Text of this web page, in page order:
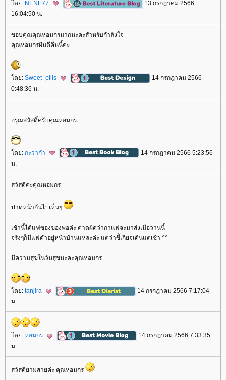
ดย: NENE77
13 กรกฎาคม 2566
16:04:50 น.
ขอบคุณคุณหอมกรมากนะคะสำหรับกำลังใจ
คุณหอมกรฝันดีคืนนี้ค่ะ
ดย: Sweet_pills
14 กรกฎาคม 2566
0:48:36 น.
อรุณสวัสดิ์ครับคุณหอมกร
ดย: กะว่าก๋า
14 กรกฎาคม 2566 5:23:56
น.
สวัสดีค่ะคุณหอมกร
ปาดหน้ากันไปเห็นๆ
เช้านี้ได้แฟซองของพ่อค่ะ คาดผิดว่ากาแฟจะมาส่งเมื่อวานนี้
จริงๆก็มีแฟดำอยู่หน้าบ้านแหละค่ะ แต่ว่าขี้เกียจเดินแต่เช้า ^^
มีความสุขในวันสุขนะคะคุณหอมกร
ดย: tanjira
14 กรกฎาคม 2566 7:17:04
น.
ดย: หอมกร
14 กรกฎาคม 2566 7:33:35
น.
สวัสดียามสายค่ะ คุณหอมกร